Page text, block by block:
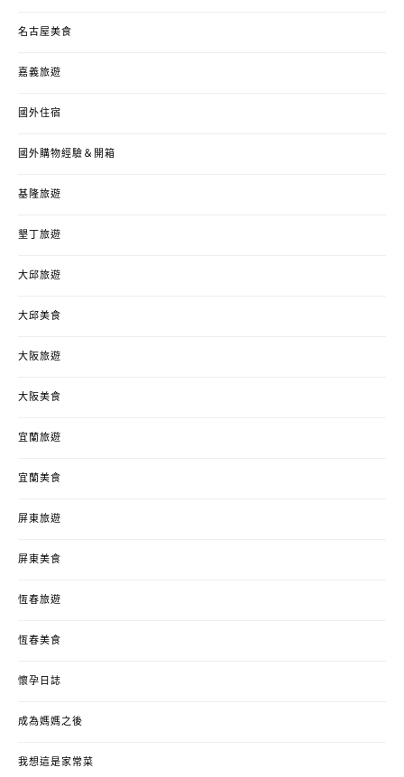
名古屋美食
嘉義旅遊
國外住宿
國外購物經驗＆開箱
基隆旅遊
墾丁旅遊
大邱旅遊
大邱美食
大阪旅遊
大阪美食
宜蘭旅遊
宜蘭美食
屏東旅遊
屏東美食
恆春旅遊
恆春美食
懷孕日誌
成為媽媽之後
我想這是家常菜